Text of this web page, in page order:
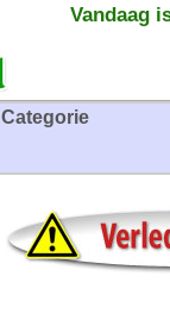
Vandaag
Categorie